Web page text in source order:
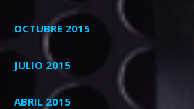
OCTUBRE 2015
JULIO 2015
ABRIL 2015